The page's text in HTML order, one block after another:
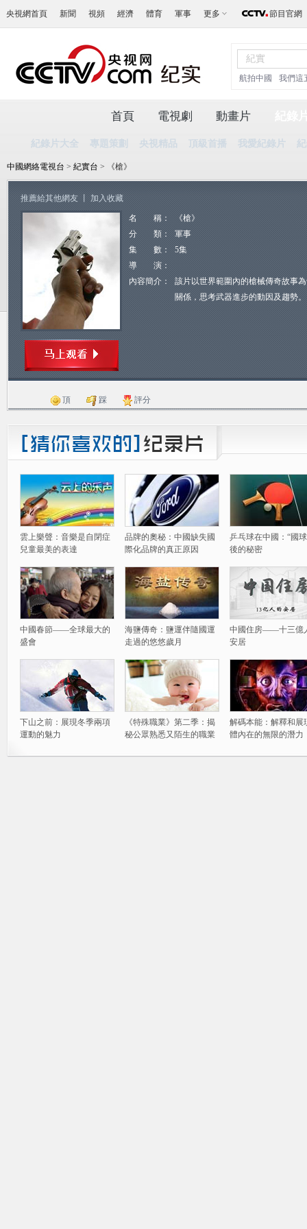
央視網首頁 新聞 視頻 經濟 體育 軍事 更多 節目官網
航拍中國 我們這
首頁 電視劇 動畫片
紀錄片大全 專題策劃 央視精品 頂級首播 我愛紀錄片
中國網絡電視台 > 紀實台 > 《槍》
推薦給其他網友 加入收藏
名 稱：
《槍》
分 類：
軍事
集 數：
5集
導 演：
內容簡介：
該片以世界範圍內的槍械傳奇故事
關係，思考武器進步的動因及趨勢。
頂 踩 評分
雲上樂聲：音樂是自閉症
兒童最美的表達
品牌的奧秘：中國缺失國
際化品牌的真正原因
乒乓球在中國：“國
後的秘密
中國春節——全球最大的
盛會
海鹽傳奇：鹽運伴隨國運
走過的悠悠歲月
中國住房——十三億
安居
下山之前：展現冬季兩項
運動的魅力
《特殊職業》第二季：揭
秘公眾熟悉又陌生的職業
解碼本能：解釋和展
體內在的無限的潛力